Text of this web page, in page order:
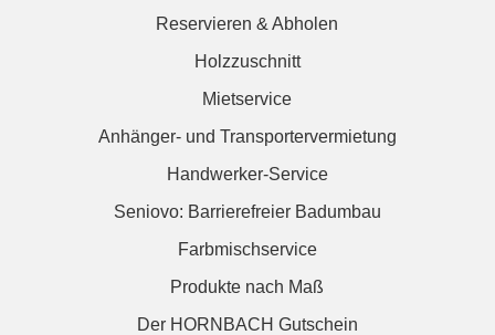
Reservieren & Abholen
Holzzuschnitt
Mietservice
Anhänger- und Transportervermietung
Handwerker-Service
Seniovo: Barrierefreier Badumbau
Farbmischservice
Produkte nach Maß
Der HORNBACH Gutschein